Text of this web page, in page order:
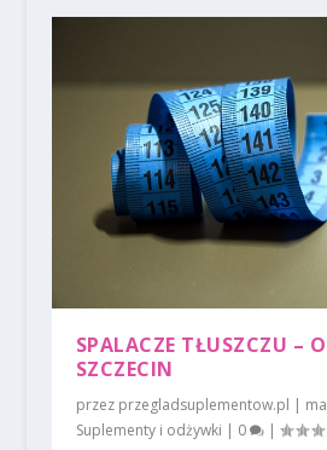
SPALACZE TŁUSZCZU –
SZCZECIN
przez przegladsuplementow.pl |
Suplementy i odżywki | 0 |